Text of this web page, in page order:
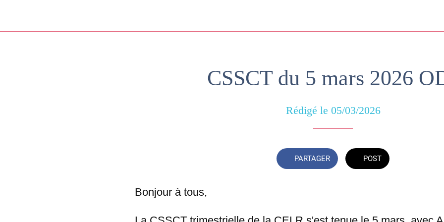
CSSCT du 5 mars 2026
Rédigé le 05/03/2026
PARTAGER POST
Bonjour à tous,